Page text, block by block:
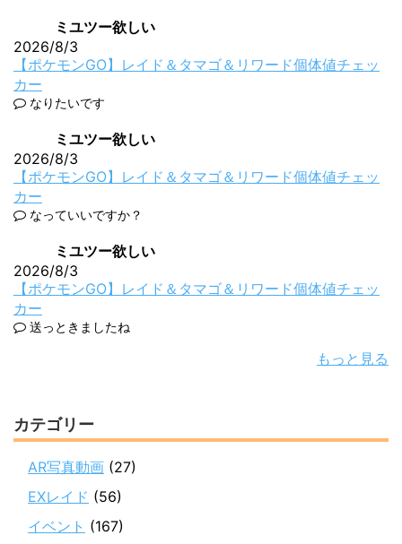
ミユツー欲しい
2026/8/3
【ポケモンGO】レイド＆タマゴ＆リワード個体値チェッ
カー
なりたいです
ミユツー欲しい
2026/8/3
【ポケモンGO】レイド＆タマゴ＆リワード個体値チェッ
カー
なっていいですか？
ミユツー欲しい
2026/8/3
【ポケモンGO】レイド＆タマゴ＆リワード個体値チェッ
カー
送っときましたね
もっと見る
カテゴリー
AR写真動画 (27)
EXレイド (56)
イベント (167)